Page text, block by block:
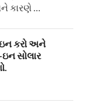
કારણે …
કરો અને
સોલાર